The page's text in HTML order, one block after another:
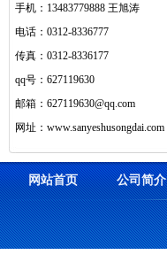
手机：13483779888 王旭涛
电话：0312-8336777
传真：0312-8336177
qq号：627119630
邮箱：627119630@qq.com
网址：www.sanyeshusongdai.com
网站首页 公司简介